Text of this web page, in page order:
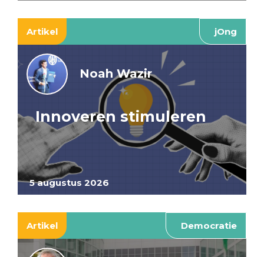
Artikel jOng
5 augustus 2026
Noah Wazir
Innoveren stimuleren
Artikel Democratie